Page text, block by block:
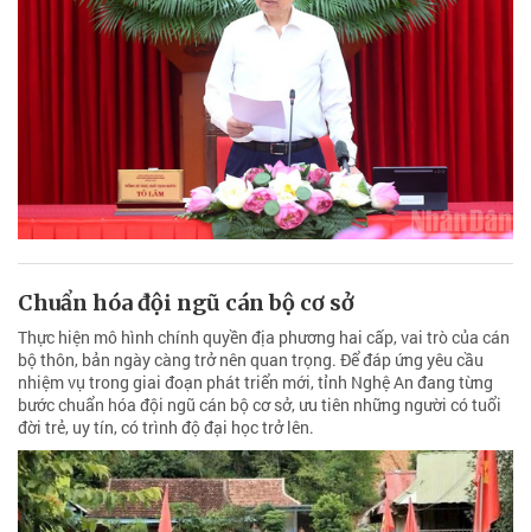
Chuẩn hóa đội ngũ cán bộ cơ sở
Thực hiện mô hình chính quyền địa phương hai cấp, vai trò của cán
bộ thôn, bản ngày càng trở nên quan trọng. Để đáp ứng yêu cầu
nhiệm vụ trong giai đoạn phát triển mới, tỉnh Nghệ An đang từng
bước chuẩn hóa đội ngũ cán bộ cơ sở, ưu tiên những người có tuổi
đời trẻ, uy tín, có trình độ đại học trở lên.